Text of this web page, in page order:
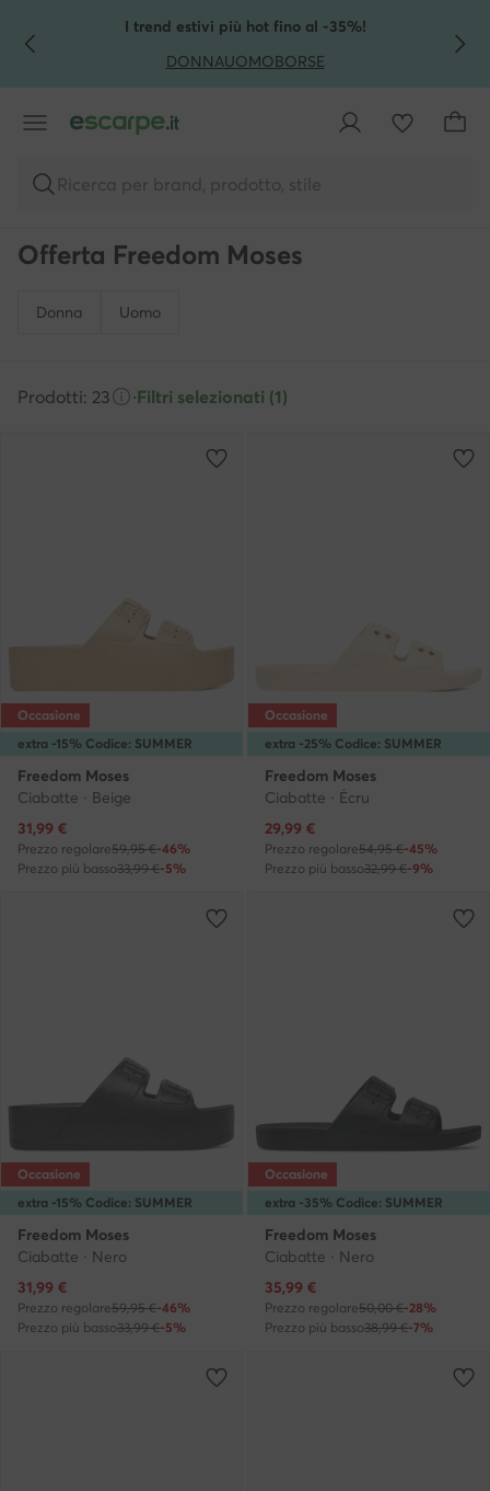
VAI AL CONTENUTO PRINCIPALE
VAI ALLA RICERCAI trend estivi più hot fino al -35%!
DONNAUOMOBORSE
Ricerca per brand, prodotto, stile
Offerta Freedom Moses
Donna Uomo
Prodotti: 23 ·Filtri selezionati (1)
extra -15% Codice: SUMMER
Occasione
Freedom Moses
Ciabatte · Beige
Prezzo attuale
31,99 €
Prezzo regolare59,95 €-46%
Prezzo più basso33,99 €-5%
extra -25% Codice: SUMMER
Occasione
Freedom Moses
Ciabatte · Écru
Prezzo attuale
29,99 €
Prezzo regolare54,95 €-45%
Prezzo più basso32,99 €-9%
extra -15% Codice: SUMMER
Occasione
Freedom Moses
Ciabatte · Nero
Prezzo attuale
31,99 €
Prezzo regolare59,95 €-46%
Prezzo più basso33,99 €-5%
extra -35% Codice: SUMMER
Occasione
Freedom Moses
Ciabatte · Nero
Prezzo attuale
35,99 €
Prezzo regolare50,00 €-28%
Prezzo più basso38,99 €-7%